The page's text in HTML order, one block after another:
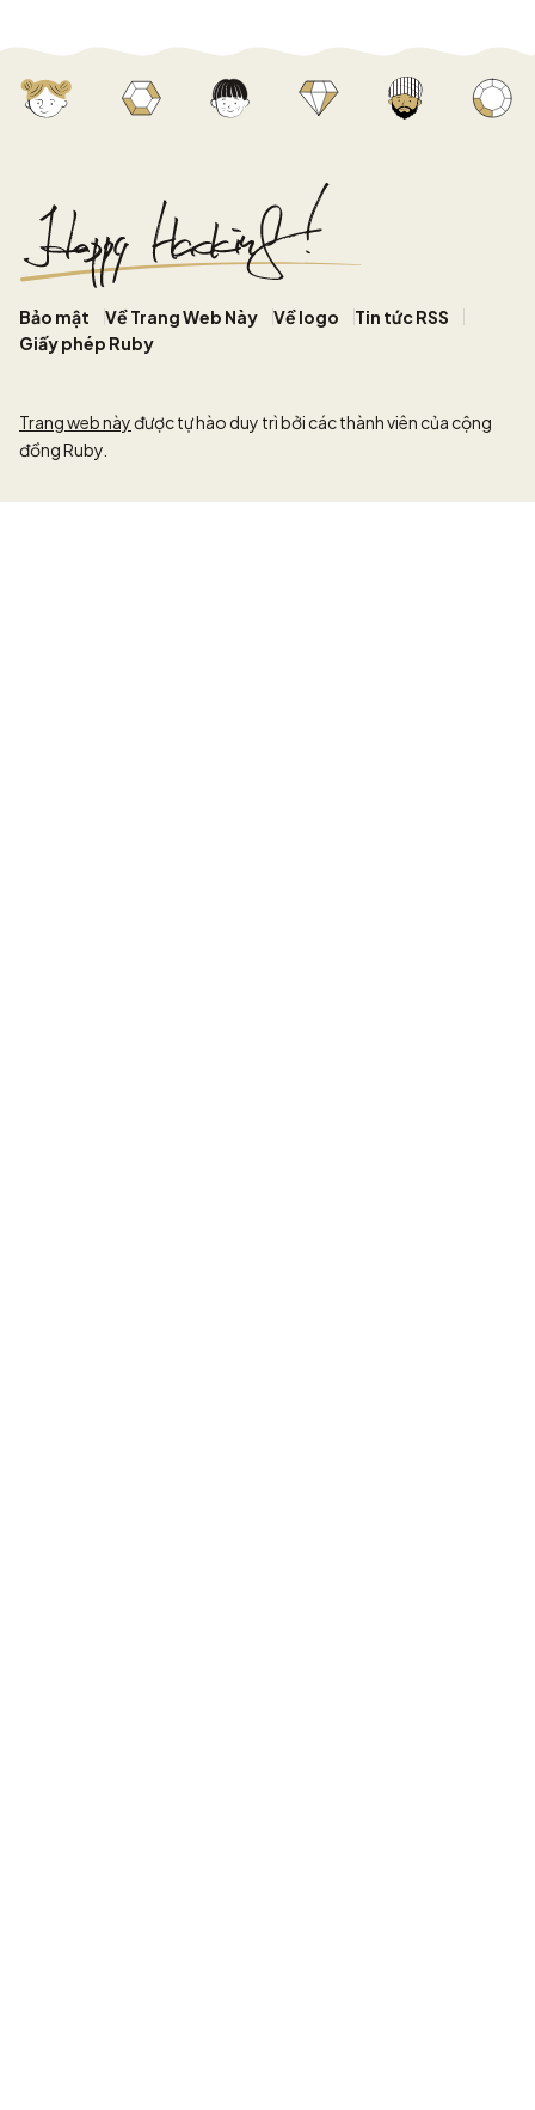
Bảo mật Về Trang Web Này Về logo
Tin tức RSS
Giấy phép Ruby
Trang web nàyđược tự hào duy trì bởi các thành viên của cộng
đồng Ruby.